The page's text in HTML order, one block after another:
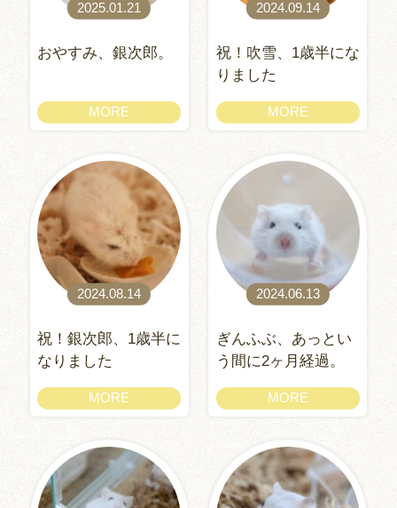
2025.01.21
おやすみ、銀次郎。
MORE
2024.09.14
祝！吹雪、1歳半にな
りました
MORE
2024.08.14
祝！銀次郎、1歳半に
なりました
MORE
2024.06.13
ぎんふぶ、あっとい
う間に2ヶ月経過。
MORE